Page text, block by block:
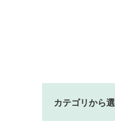
カテゴリから選